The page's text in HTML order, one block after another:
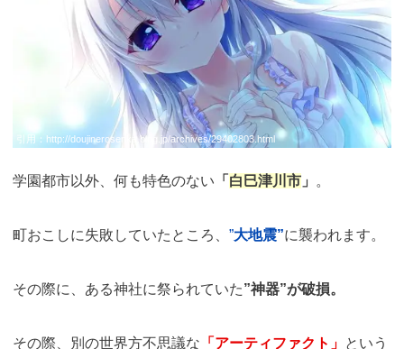
引用： http://doujinerosenka.blog.jp/archives/29402803.html
学園都市以外、何も特色のない 「 白巳津川市 」 。
町おこしに失敗していたところ、 ”大地震”に襲われます。
その際に、ある神社に祭られていた”神器”が破損。
その際、別の世界方不思議な 「アーティファクト」 という